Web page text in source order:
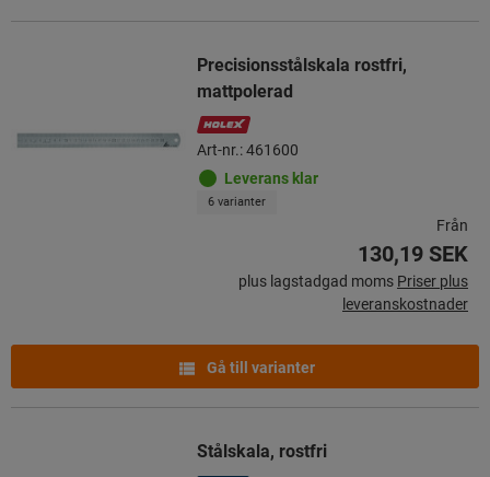
Precisionsstålskala rostfri,
mattpolerad
Art-nr.: 461600
Leverans klar
6 varianter
Från
130,19 SEK
plus lagstadgad moms Priser plus
leveranskostnader
Gå till varianter
Stålskala, rostfri